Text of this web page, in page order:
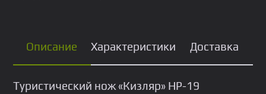
Описание Характеристики Доставка
Туристический нож «Кизляр» НР-19